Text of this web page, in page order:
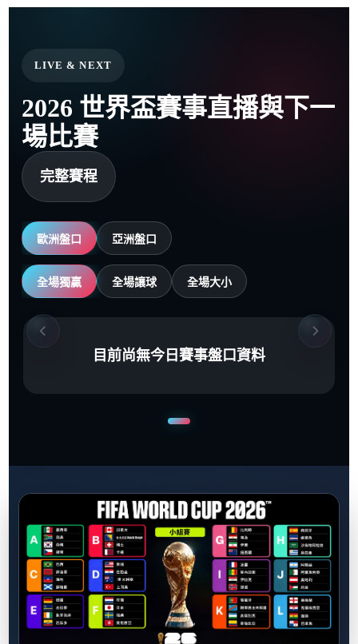
LIVE & NEXT
2026 世界盃賽事直播與下一
場比賽
完整賽程
歐洲盤口 亞洲盤口
全場獨贏 全場讓球 全場大小
目前尚無今日賽事盤口資料